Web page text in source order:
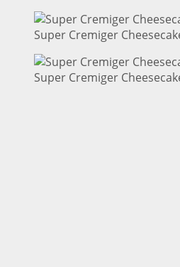
Super Cremiger
Super Cremiger